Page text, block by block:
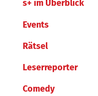
s+ im Überblick
Events
Rätsel
Leserreporter
Comedy